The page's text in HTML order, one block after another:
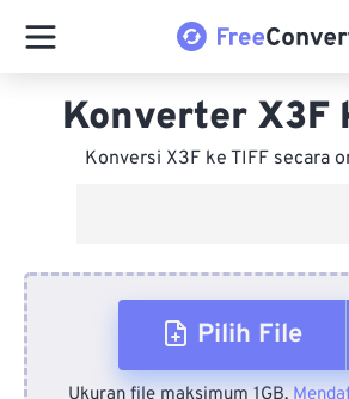
Konverter X3F
Konversi X3F ke TIFF secara
Pilih File